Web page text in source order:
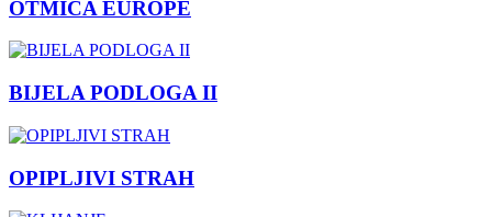
OTMICA EUROPE
BIJELA PODLOGA II
OPIPLJIVI STRAH